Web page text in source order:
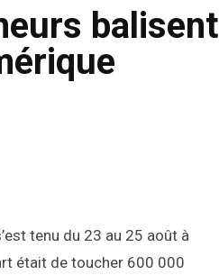
balisent
tenu du 23 au 25 août à
était de toucher 600 000